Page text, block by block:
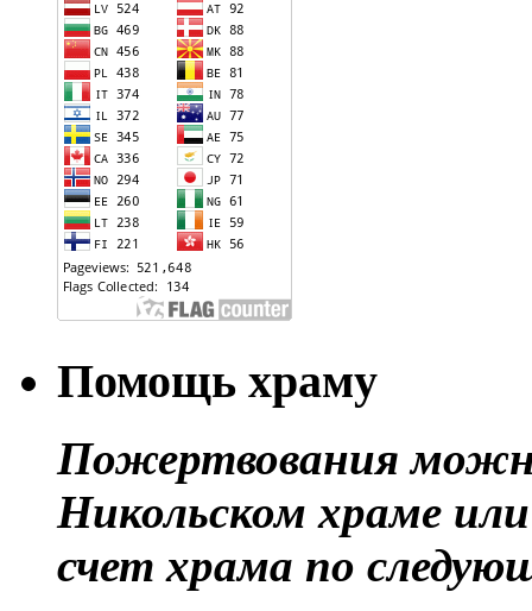
Помощь храму
Пожертвования
Никольском храме
счет храма по